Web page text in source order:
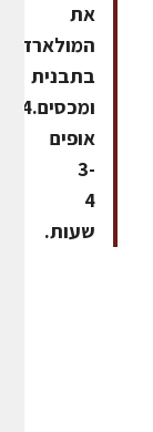
את
המולארד
בתבנית
אופים
3-
4
שעות.